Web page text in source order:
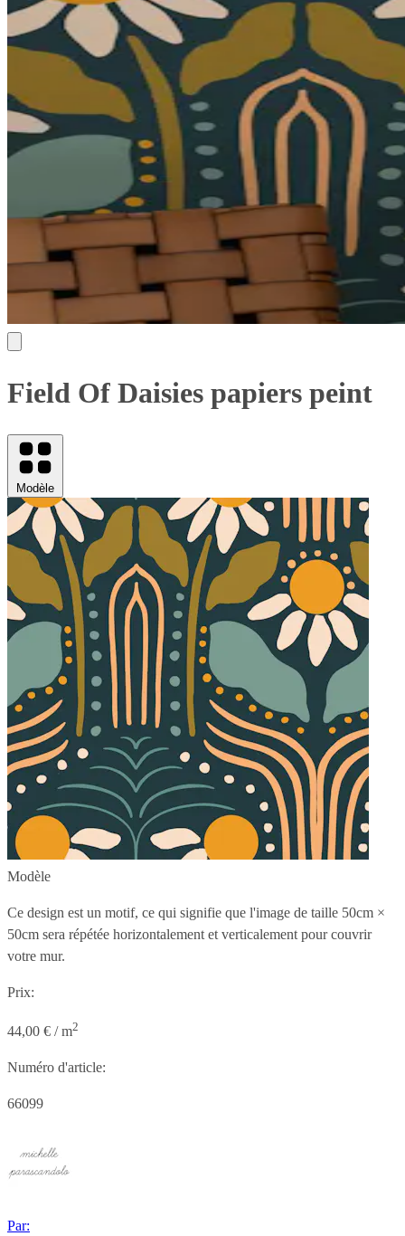
Field Of Daisies papiers peint
Modèle
Modèle
Ce design est un motif, ce qui signifie que l'image de taille 50cm ×
50cm sera répétée horizontalement et verticalement pour couvrir
votre mur.
Prix:
44,00 € / m2
Numéro d'article:
66099
Par: